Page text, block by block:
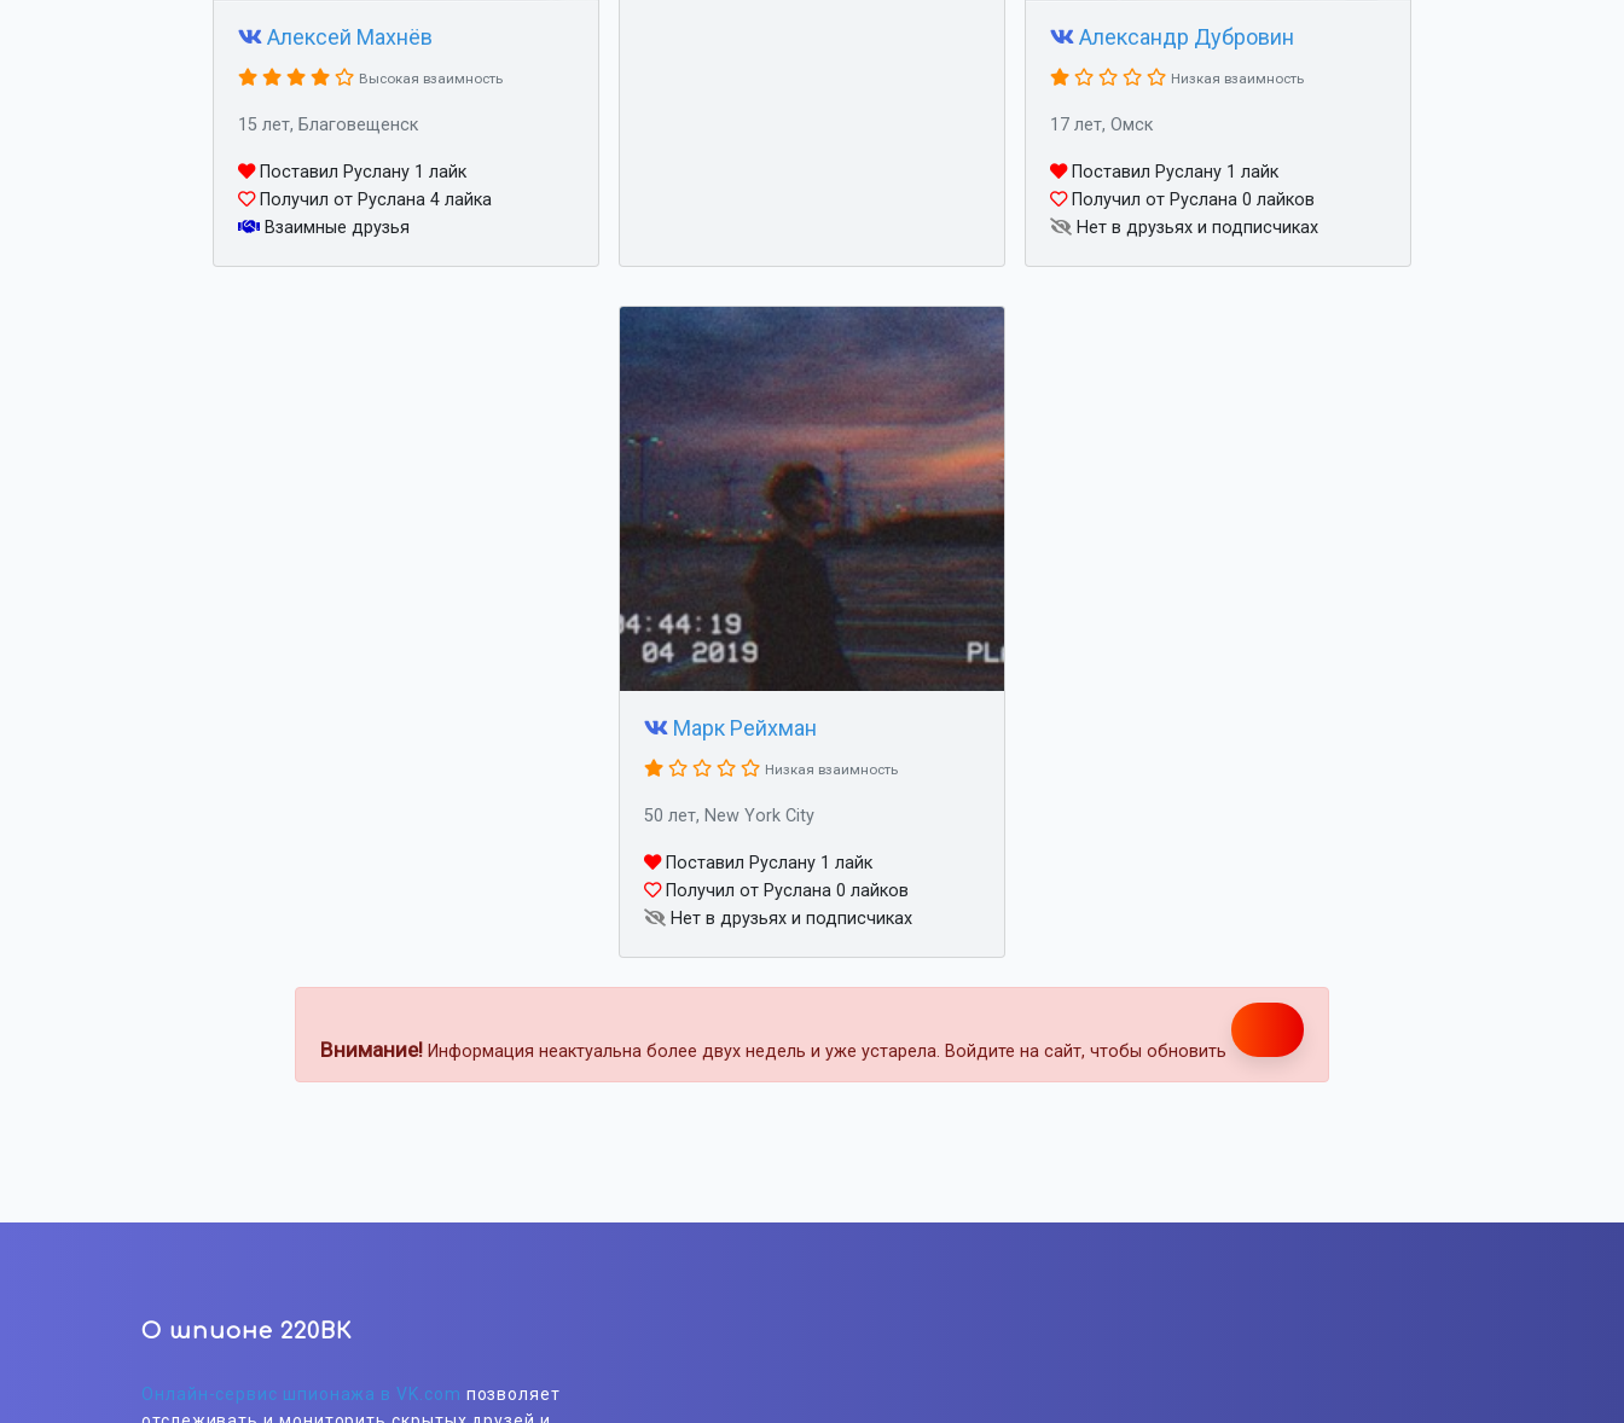
Алексей Махнёв
Высокая взаимность
15 лет, Благовещенск
Поставил Руслану 1 лайк
Получил от Руслана 4 лайка
Взаимные друзья
Александр Дубровин
Низкая взаимность
17 лет, Омск
Поставил Руслану 1 лайк
Получил от Руслана 0 лайков
Нет в друзьях и подписчиках
Марк Рейхман
Низкая взаимность
50 лет, New York City
Поставил Руслану 1 лайк
Получил от Руслана 0 лайков
Нет в друзьях и подписчиках
Внимание! Информация неактуальна более двух недель и уже устарела. Войдите на сайт, чтобы обновить
О шпионе 220ВК
Онлайн-сервис шпионажа в VK.com позволяет